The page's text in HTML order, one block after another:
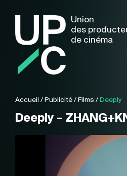
Union
des
de cinéma
Accueil / Publicité / Films / Deeply
Deeply –